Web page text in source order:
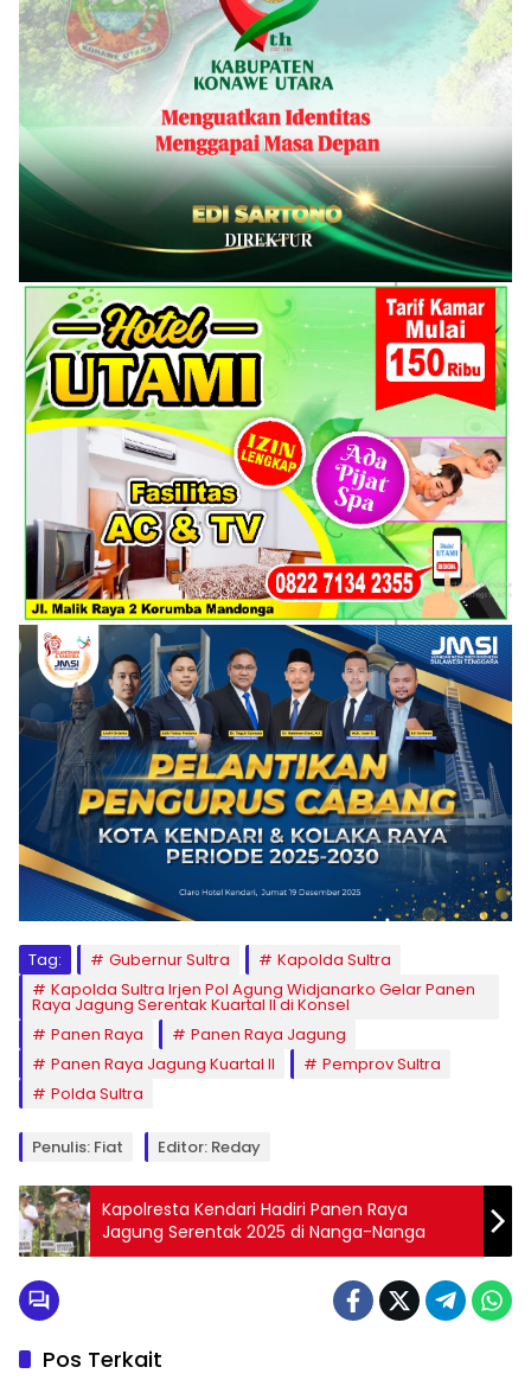
Tag: Gubernur Sultra
Kapolda Sultra
Kapolda Sultra Irjen Pol Agung Widjanarko Gelar Panen
Raya Jagung Serentak Kuartal II di Konsel
Panen Raya
Panen Raya Jagung
Panen Raya Jagung Kuartal II
Pemprov Sultra
Polda Sultra
Penulis: Fiat Editor: Reday
Kapolresta Kendari Hadiri Panen Raya
Jagung Serentak 2025 di Nanga-Nanga
Pos Terkait